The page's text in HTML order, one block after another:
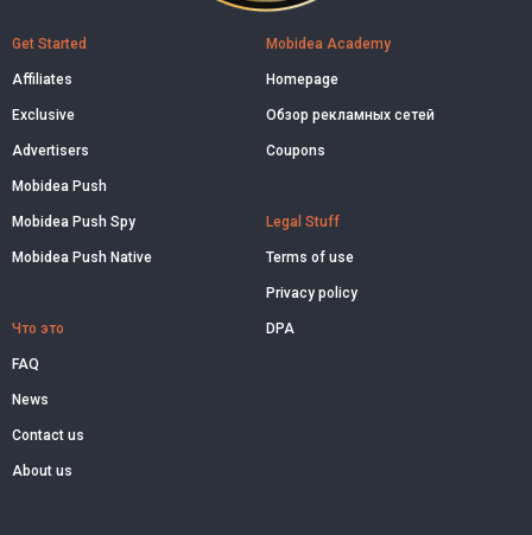
Get Started
Affiliates
Exclusive
Advertisers
Mobidea Push
Mobidea Push Spy
Mobidea Push Native
Что это
FAQ
News
Contact us
About us
Mobidea Academy
Homepage
Обзор рекламных сетей
Coupons
Legal Stuff
Terms of use
Privacy policy
DPA